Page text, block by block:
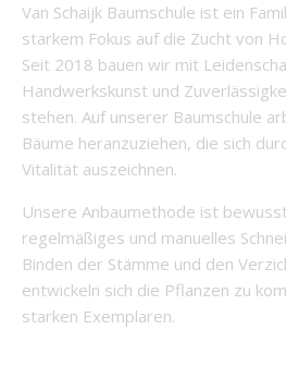
Van Schaijk Baumschule ist ein
starkem Fokus auf die Zucht von
Seit 2018 bauen wir mit
Handwerkskunst und
stehen. Auf unserer Baumschule
Bäume heranzuziehen, die sich
Vitalität auszeichnen.
Unsere Anbaumethode ist
regelmäßiges und manuelles
Binden der Stämme und den
entwickeln sich die Pflanzen zu
starken Exemplaren.